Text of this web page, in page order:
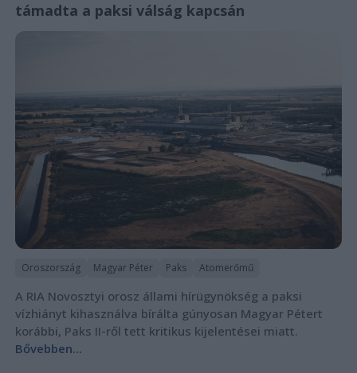
támadta a paksi válság kapcsán
Oroszország Magyar Péter Paks Atomerőmű
A RIA Novosztyi orosz állami hírügynökség a paksi
vízhiányt kihasználva bírálta gúnyosan Magyar Pétert
korábbi, Paks II-ről tett kritikus kijelentései miatt.
Bővebben...